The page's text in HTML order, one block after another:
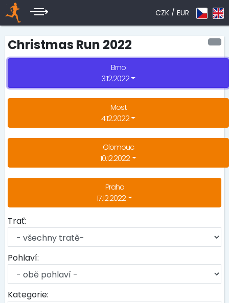
CZK / EUR
Christmas Run 2022
Brno
3.12.2022
Most
4.12.2022
Olomouc
10.12.2022
Praha
17.12.2022
Trať:
Pohlaví:
Kategorie: